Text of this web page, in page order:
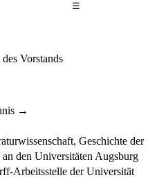
Das
☰
Geschichte der
den Universitäten Augsburg
Arbeitsstelle der Universität